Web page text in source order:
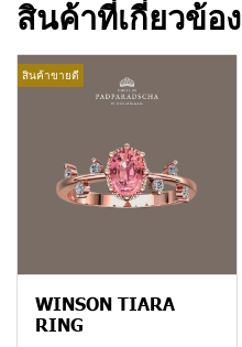
สินค้าที่เกี่ยวข้อง
สินค้าขายดี
WINSON TIARA
RING